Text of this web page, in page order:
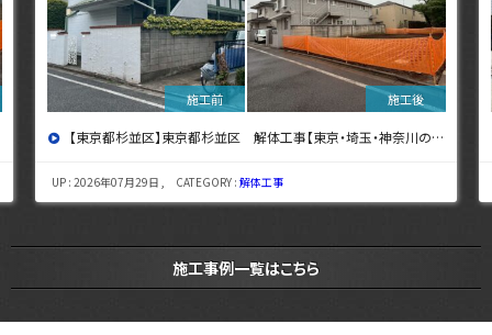
【東京都杉並区】東京都杉並区 解体工事【東京・埼玉・神奈川の解体工事なら東央建設へ】
UP : 2026年07月29日 , CATEGORY :解体工事
施工事例一覧はこちら